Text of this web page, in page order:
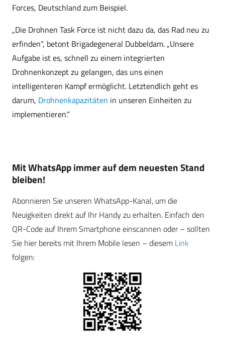
Forces, Deutschland zum Beispiel.
„Die Drohnen Task Force ist nicht dazu da, das Rad neu zu
erfinden“, betont Brigadegeneral Dubbeldam. „Unsere
Aufgabe ist es, schnell zu einem integrierten
Drohnenkonzept zu gelangen, das uns einen
intelligenteren Kampf ermöglicht. Letztendlich geht es
darum, Drohnenkapazitäten in unseren Einheiten zu
implementieren.“
Mit WhatsApp immer auf dem neuesten Stand
bleiben!
Abonnieren Sie unseren WhatsApp-Kanal, um die
Neuigkeiten direkt auf Ihr Handy zu erhalten. Einfach den
QR-Code auf Ihrem Smartphone einscannen oder – sollten
Sie hier bereits mit Ihrem Mobile lesen – diesem Link
folgen: